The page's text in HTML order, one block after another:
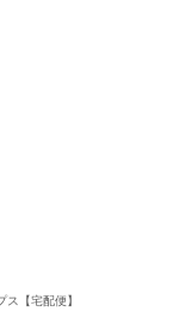
【宅配便】